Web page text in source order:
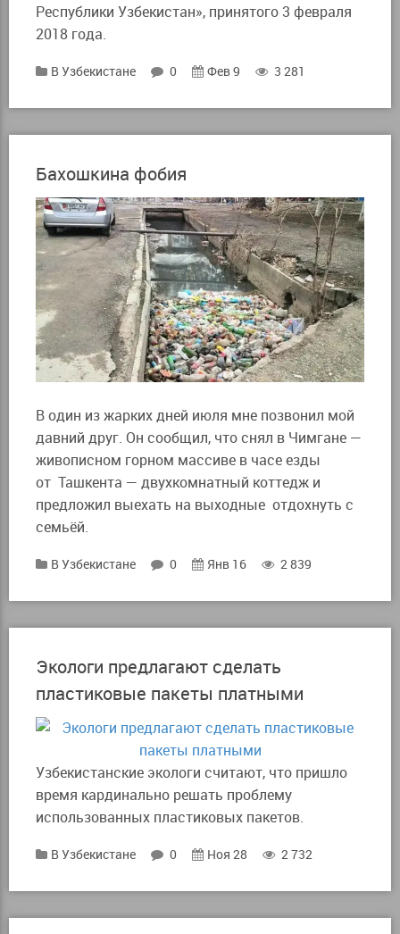
Республики Узбекистан», принятого 3 февраля
2018 года.
В Узбекистане 0 Фев 9 3 281
Бахошкина фобия
В один из жарких дней июля мне позвонил мой
давний друг. Он сообщил, что снял в Чимгане —
живописном горном массиве в часе езды
от Ташкента — двухкомнатный коттедж и
предложил выехать на выходные отдохнуть с
семьёй.
В Узбекистане 0 Янв 16 2 839
Экологи предлагают сделать
пластиковые пакеты платными
Узбекистанские экологи считают, что пришло
время кардинально решать проблему
использованных пластиковых пакетов.
В Узбекистане 0 Ноя 28 2 732